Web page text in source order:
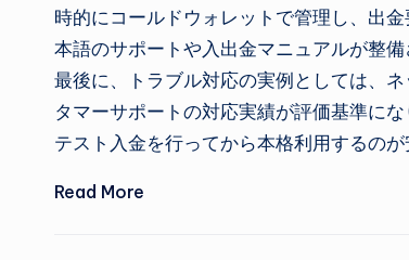
時的にコールドウォレットで管理し、出
本語のサポートや入出金マニュアルが整
最後に、トラブル対応の実例としては、
タマーサポートの対応実績が評価基準に
テスト入金を行ってから本格利用するのが
Read More